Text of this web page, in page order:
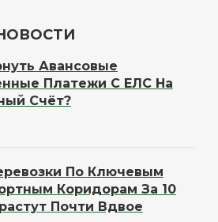
Авансовые
Платежи С ЕЛС На
Счёт?
По Ключевым
Коридорам За 10
Почти Вдвое